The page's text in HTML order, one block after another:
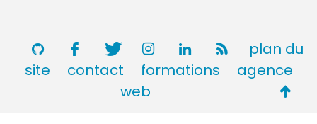
plan du
site
contact formations
agence
web